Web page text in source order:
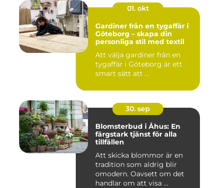
01. okt
Gardiner från en tygaffär i
Göteborg – skapa din
personliga stil med textil
Att välja gardiner från en
tygaffär i Göteborg är ett
smart sätt att ...
30. sep
Blomsterbud i Åhus: En
färgstark tjänst för alla
tillfällen
Att skicka blommor är en
tradition som aldrig blir
omodern. Oavsett om det
handlar om att visa ...